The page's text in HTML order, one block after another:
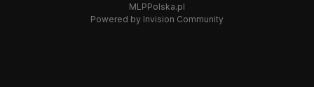
MLPPolska.pl
Powered by Invision Community